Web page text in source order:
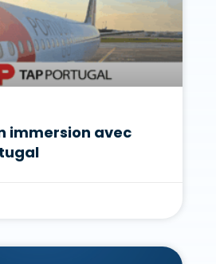
immersion avec